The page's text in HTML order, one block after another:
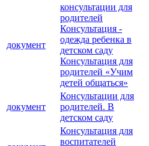
документ
консультации для
родителей
Консультация -
одежда ребенка в
детском саду
Консультация для
родителей «Учим
детей общаться»
документ
Консультации для
родителей. В
детском саду
Консультация для
воспитателей